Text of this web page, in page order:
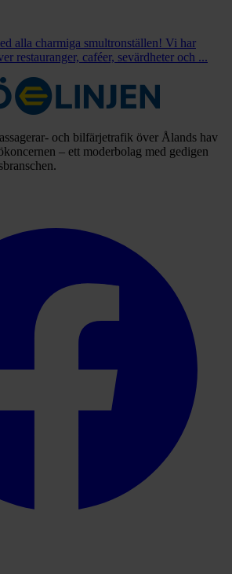
alla charmiga smultronställen! Vi har
restauranger, caféer, sevärdheter och ...
och bilfärjetrafik över Ålands hav
– ett moderbolag med gedigen